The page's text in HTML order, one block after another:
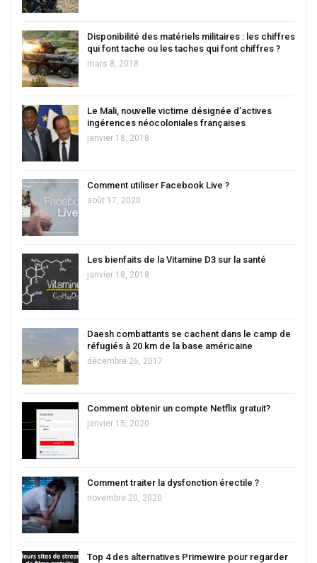
Disponibilité des matériels militaires : les chiffres
qui font tache ou les taches qui font chiffres ?
mars 8, 2018
Le Mali, nouvelle victime désignée d’actives
ingérences néocoloniales françaises
janvier 18, 2018
Comment utiliser Facebook Live ?
août 17, 2020
Les bienfaits de la Vitamine D3 sur la santé
janvier 18, 2018
Daesh combattants se cachent dans le camp de
réfugiés à 20 km de la base américaine
décembre 26, 2017
Comment obtenir un compte Netflix gratuit?
janvier 15, 2020
Comment traiter la dysfonction érectile ?
novembre 20, 2020
Top 4 des alternatives Primewire pour regarder